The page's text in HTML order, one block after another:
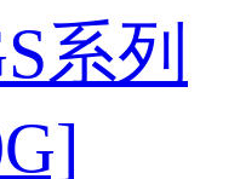
系列